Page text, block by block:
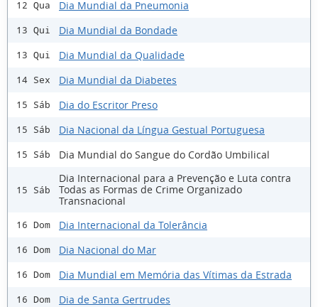
12 Qua Dia Mundial da Pneumonia
13 Qui Dia Mundial da Bondade
13 Qui Dia Mundial da Qualidade
14 Sex Dia Mundial da Diabetes
15 Sáb Dia do Escritor Preso
15 Sáb Dia Nacional da Língua Gestual Portuguesa
15 Sáb Dia Mundial do Sangue do Cordão Umbilical
15 Sáb
Dia Internacional para a Prevenção e Luta contra
Todas as Formas de Crime Organizado
Transnacional
16 Dom Dia Internacional da Tolerância
16 Dom Dia Nacional do Mar
16 Dom Dia Mundial em Memória das Vítimas da Estrada
16 Dom Dia de Santa Gertrudes